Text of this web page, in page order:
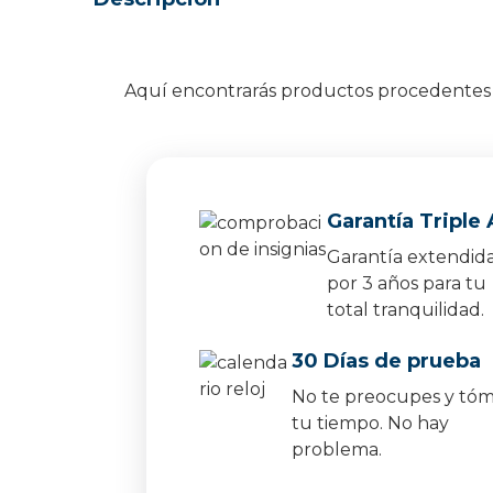
Aquí encontrarás productos procedentes
Garantía Triple
Garantía
por 3 años para tu
total tranquilidad.
30 Días de prueba
No te preocupes y
tu tiempo. No hay
problema.